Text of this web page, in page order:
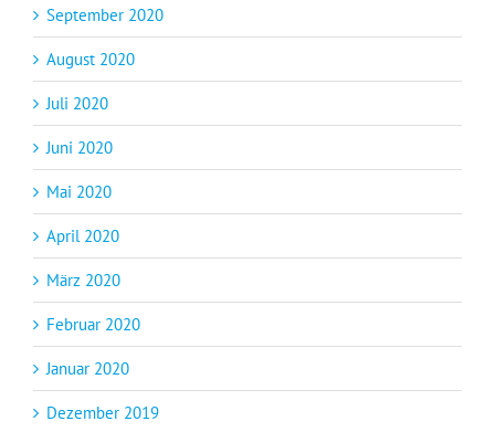
September 2020
August 2020
Juli 2020
Juni 2020
Mai 2020
April 2020
März 2020
Februar 2020
Januar 2020
Dezember 2019